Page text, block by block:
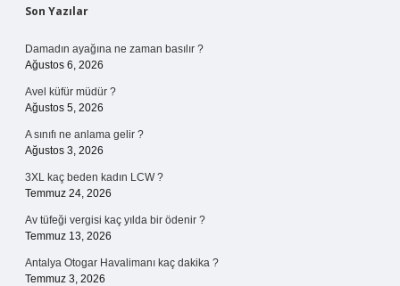
Sidebar
Son Yazılar
Damadın ayağına ne zaman basılır ?
Ağustos 6, 2026
Avel küfür müdür ?
Ağustos 5, 2026
A sınıfı ne anlama gelir ?
Ağustos 3, 2026
3XL kaç beden kadın LCW ?
Temmuz 24, 2026
Av tüfeği vergisi kaç yılda bir ödenir ?
Temmuz 13, 2026
Antalya Otogar Havalimanı kaç dakika ?
Temmuz 3, 2026